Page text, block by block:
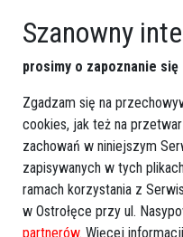
Szanowny
prosimy o zapoznanie
Zgadzam się na
cookies, jak też na
zachowań w niniejszym
zapisywanych w tych
ramach korzystania z
w Ostrołęce przy ul.
partnerów. Więcej